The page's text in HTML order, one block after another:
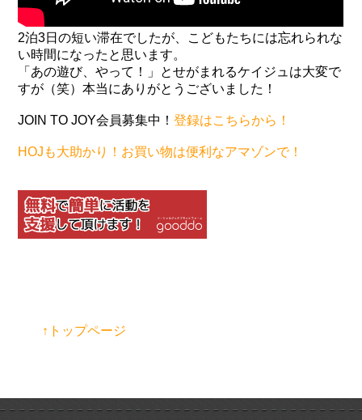
2泊3日の短い滞在でしたが、こどもたちには忘れられな
い時間になったと思います。
「あの遊び、やって！」とせがまれるケイジュは大変で
すが（笑）本当にありがとうございました！
JOIN TO JOY会員募集中！登録はこちらから！
HOJも大助かり！お買い物は便利なアマゾンで！
↑トップページ